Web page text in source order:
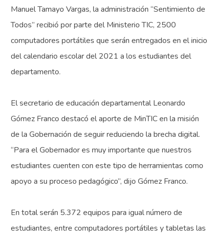
Manuel Tamayo Vargas, la administración “Sentimiento de
Todos” recibió por parte del Ministerio TIC, 2500
computadores portátiles que serán entregados en el inicio
del calendario escolar del 2021 a los estudiantes del
departamento.
El secretario de educación departamental Leonardo
Gómez Franco destacó el aporte de MinTIC en la misión
de la Gobernación de seguir reduciendo la brecha digital.
“Para el Gobernador es muy importante que nuestros
estudiantes cuenten con este tipo de herramientas como
apoyo a su proceso pedagógico”, dijo Gómez Franco.
En total serán 5.372 equipos para igual número de
estudiantes, entre computadores portátiles y tabletas las